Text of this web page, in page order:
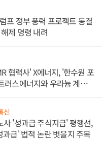
프 정부 풍력 프로젝트 동결
제 명령 내려
협력사' X에너지, '한수원 포
러스에너지와 우라늄 계약
신
사 '성과급 주식지급' 평행선,
급' 법적 논란 벗을지 주목